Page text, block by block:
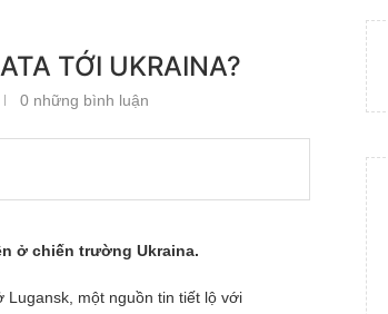
TỚI UKRAINA?
0 những bình luận
ở chiến trường Ukraina.
Lugansk, một nguồn tin tiết lộ với